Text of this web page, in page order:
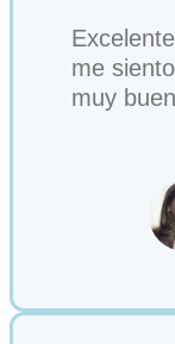
me
muy